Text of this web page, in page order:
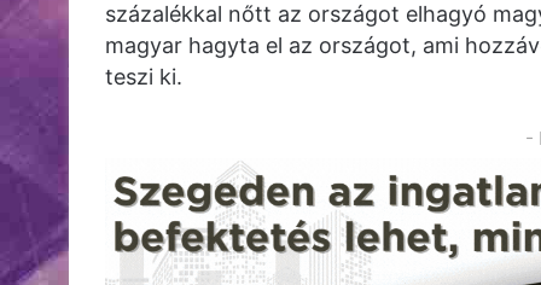
százalékkal nőtt az országot elhagyó
magyar hagyta el az országot, ami
teszi ki.
-